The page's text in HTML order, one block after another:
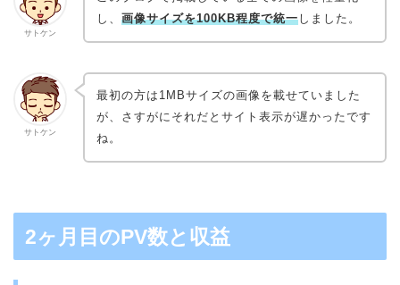
サトケン
し、 画像サイズを100KB程度で統一しました。
サトケン
最初の方は1MBサイズの画像を載せていました
が、さすがにそれだとサイト表示が遅かったです
ね。
2ヶ月目のPV数と収益